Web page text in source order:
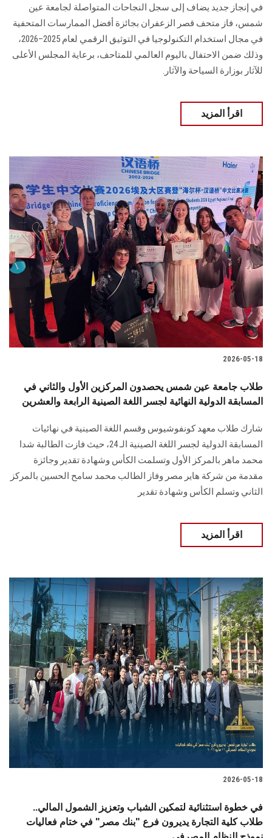
في إنجاز جديد يضاف إلى سجل النجاحات المتواصلة لجامعة عين
شمس، فاز متحف قصر الزعفران بجائزة أفضل الممارسات المتحفية
في مجال استخدام التكنولوجيا في التوثيق الرقمي لعام 2025–2026،
وذلك ضمن الاحتفال باليوم العالمي للمتاحف، برعاية المجلس الأعلى
للآثار بوزارة السياحة والآثار.
اقرأ المزيد
2026-05-18
طلاب جامعة عين شمس يحصدون المركزين الأول والثاني في
المسابقة الدولية النهائية لجسر اللغة الصينية الرابعة والعشرين
شارك طلاب معهد كونفوشيوس وقسم اللغة الصينية في نهائيات
المسابقة الدولية لجسر اللغة الصينية الـ 24، حيث فازت الطالبة شدا
محمد ماهر بالمركز الأول وتسلمت الكأس وشهادة تقدير وجائزة
مقدمة من شركة هاير مصر وفاز الطالب محمد سامح الحسين بالمركز
الثاني وتسلم الكأس وشهادة تقدير
اقرأ المزيد
2026-05-18
في خطوة استثنائية لتمكين الشباب وتعزيز الشمول المالي..
طلاب كلية التجارة يديرون فرع "بنك مصر" في ختام فعاليات